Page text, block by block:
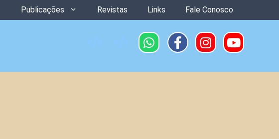
Publicações Revistas Links Fale Conosco